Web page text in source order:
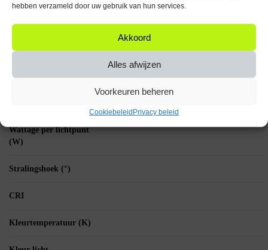
hebben verzameld door uw gebruik van hun services.
Akkoord
Alles afwijzen
Voorkeuren beheren
Cookiebeleid Privacy beleid
zoek is naar een energiezuinige en duurzame verlichting voor diverse
Wattage per lichtpunt
(W)
Stralingshoek (°)
CRI
Kleurtemperatuur (K)